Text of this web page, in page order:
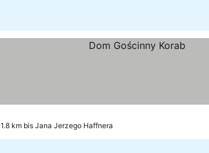
1.8 km bis Jana Jerzego Haffnera